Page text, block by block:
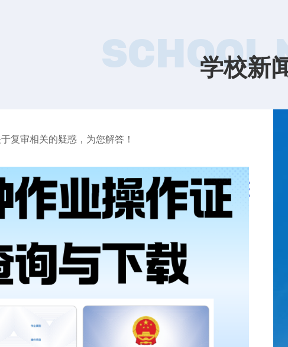
SCHOOL
学校新
复审相关的疑惑，为您解答！